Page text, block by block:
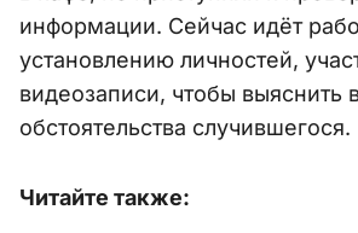
информации. Сейчас идёт
установлению личностей,
видеозаписи, чтобы выяснить
обстоятельства случившегося.
Читайте также: